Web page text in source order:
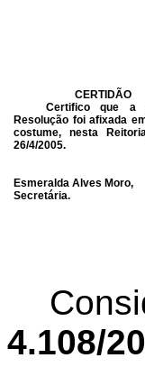
CERTIDÃO
Certifico que a
Resolução foi afixada
costume, nesta
26/4/2005.
Esmeralda Alves Moro,
Secretária.
4.108/